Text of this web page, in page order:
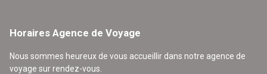
Horaires Agence de Voyage
Nous sommes heureux de vous accueillir dans notre agence de
voyage sur rendez-vous.